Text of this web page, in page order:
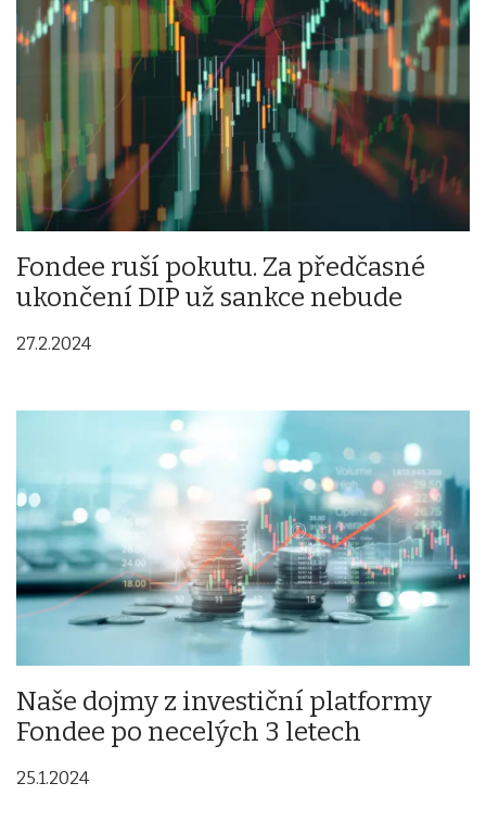
Fondee ruší pokutu. Za předčasné
ukončení DIP už sankce nebude
27.2.2024
Naše dojmy z investiční platformy
Fondee po necelých 3 letech
25.1.2024